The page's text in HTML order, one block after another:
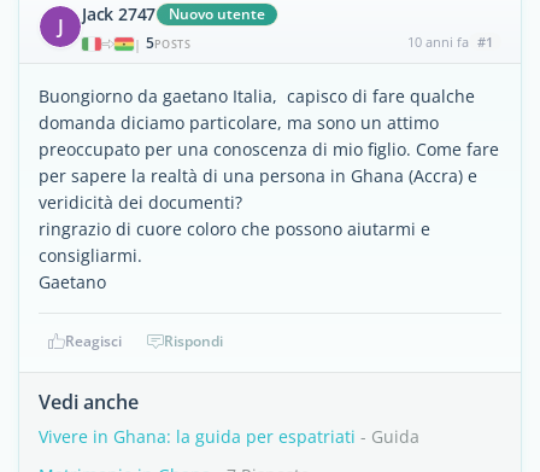
J Jack 2747 Nuovo utente
| 5POSTS 10 anni fa #1
Buongiorno da gaetano Italia, capisco di fare qualche
domanda diciamo particolare, ma sono un attimo
preoccupato per una conoscenza di mio figlio. Come fare
per sapere la realtà di una persona in Ghana (Accra) e
veridicità dei documenti?
ringrazio di cuore coloro che possono aiutarmi e
consigliarmi.
Gaetano
Reagisci Rispondi
Vedi anche
Vivere in Ghana: la guida per espatriati - Guida